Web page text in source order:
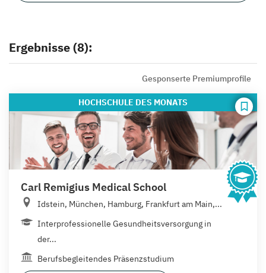
Ergebnisse (8):
Gesponserte Premiumprofile
HOCHSCHULE DES MONATS
Carl Remigius Medical School
Idstein, München, Hamburg, Frankfurt am Main,...
Interprofessionelle Gesundheitsversorgung in
der...
Berufsbegleitendes Präsenzstudium